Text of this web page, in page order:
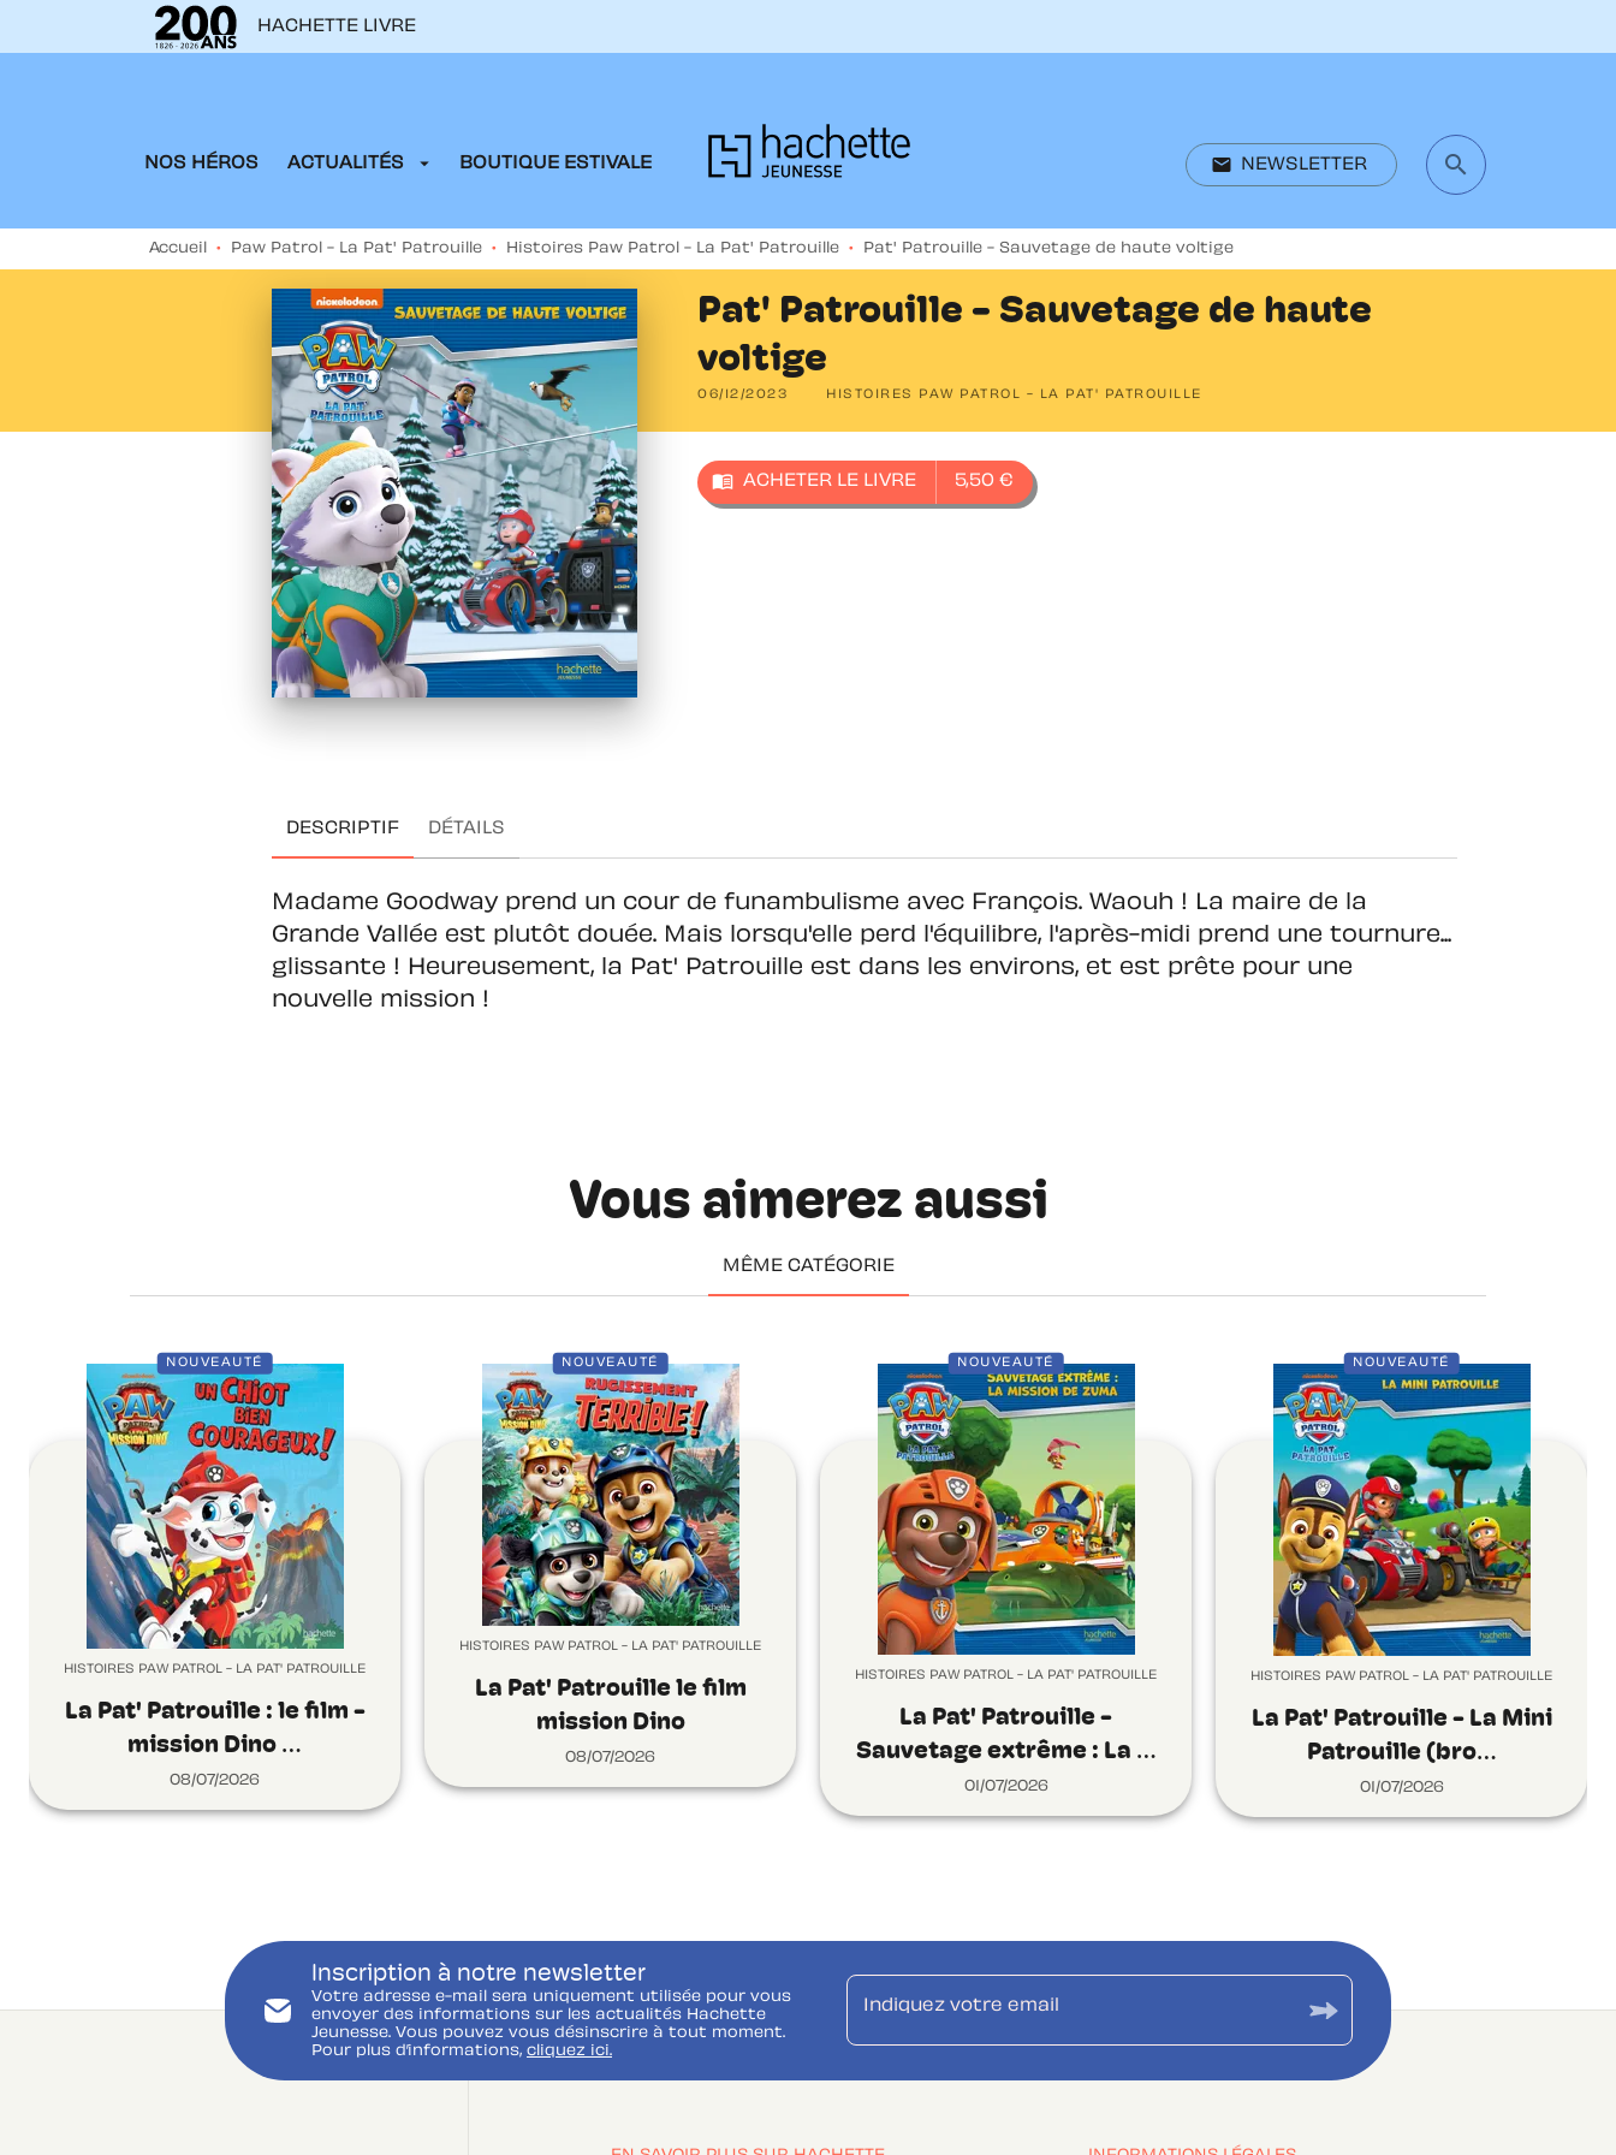
MENU
HACHETTE LIVRE
email NEWSLETTER search
NOS HÉROS ACTUALITÉS arrow_drop_down BOUTIQUE ESTIVALE search
Accueil • Paw Patrol - La Pat' Patrouille • Histoires Paw Patrol - La Pat' Patrouille • Pat' Patrouille - Sauvetage de haute voltige
Pat' Patrouille - Sauvetage de haute
voltige
06/12/2023 HISTOIRES PAW PATROL - LA PAT' PATROUILLE
menu_book ACHETER LE LIVRE 5,50 €
DESCRIPTIF DÉTAILS
Madame Goodway prend un cour de funambulisme avec François. Waouh ! La maire de la
Grande Vallée est plutôt douée. Mais lorsqu'elle perd l'équilibre, l'après-midi prend une tournure...
glissante ! Heureusement, la Pat' Patrouille est dans les environs, et est prête pour une
nouvelle mission !
Vous aimerez aussi
MÊME CATÉGORIE
NOUVEAUTÉ
HISTOIRES PAW PATROL - LA PAT' PATROUILLE
La Pat' Patrouille : le film -
mission Dino …
08/07/2026
NOUVEAUTÉ
HISTOIRES PAW PATROL - LA PAT' PATROUILLE
La Pat' Patrouille le film
mission Dino
08/07/2026
NOUVEAUTÉ
HISTOIRES PAW PATROL - LA PAT' PATROUILLE
La Pat' Patrouille -
Sauvetage extrême : La …
01/07/2026
NOUVEAUTÉ
HISTOIRES PAW PATROL - LA PAT' PATROUILLE
La Pat' Patrouille - La Mini
Patrouille (bro…
01/07/2026
Inscription à notre newsletter
Votre adresse e-mail sera uniquement utilisée pour vous
envoyer des informations sur les actualités Hachette
Jeunesse. Vous pouvez vous désinscrire à tout moment.
Pour plus d’informations, cliquez ici.
Indiquez votre email